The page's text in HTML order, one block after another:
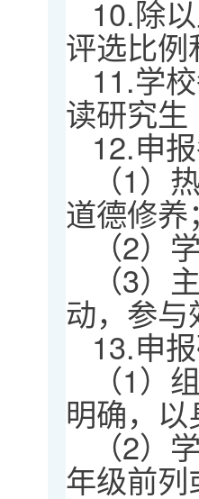
10.除
评选比
11.学
读研究
12.申
（1）
道德修养
（2）
（3）
动，参
13.申
（1）
明确，
（2）
年级前